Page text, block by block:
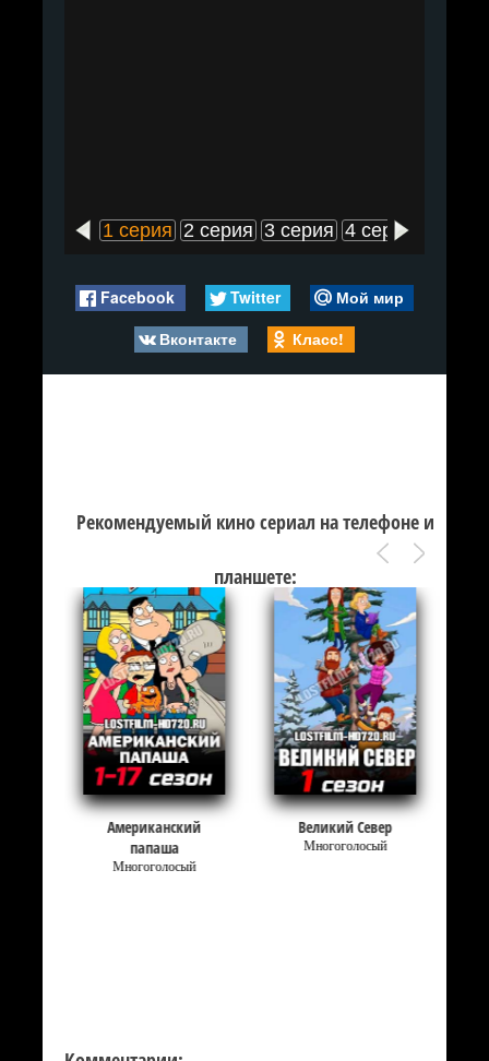
1 серия 2 серия 3 серия 4 серия
Facebook Twitter
Мой мир
Вконтакте
Класс!
Рекомендуемый кино сериал на телефоне и
планшете:
Американский
папаша
Многоголосый
Великий Север
Многоголосый